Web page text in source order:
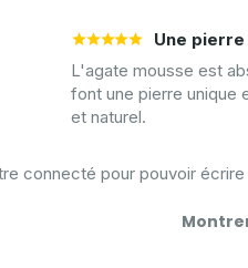
Une
L'agate mousse est
font une pierre unique
et naturel.
connecté pour pouvoir écrire